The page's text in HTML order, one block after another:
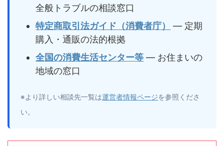
全般トラブルの相談窓口
特定商取引法ガイド（消費者庁）
― 定期
購入・通販の法的根拠
全国の消費生活センター等 ― お住まいの
地域の窓口
※より詳しい相談先一覧は運営者情報ページを参照くださ
い。